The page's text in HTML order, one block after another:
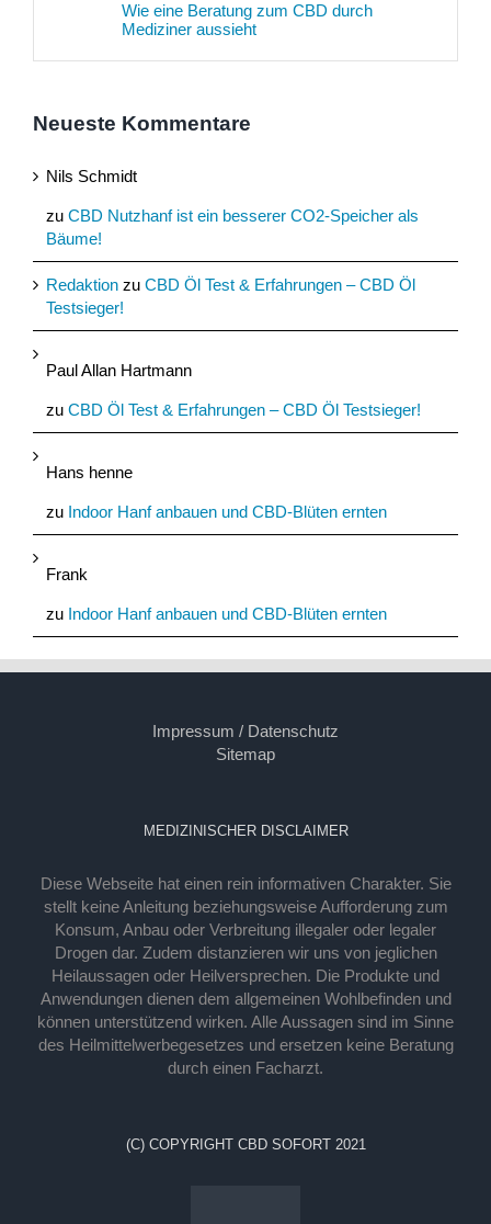
Wie eine Beratung zum CBD durch
Mediziner aussieht
Neueste Kommentare
Nils Schmidt
zu CBD Nutzhanf ist ein besserer CO2-Speicher als
Bäume!
Redaktion zu CBD Öl Test & Erfahrungen – CBD Öl
Testsieger!
Paul Allan Hartmann
zu CBD Öl Test & Erfahrungen – CBD Öl Testsieger!
Hans henne
zu Indoor Hanf anbauen und CBD-Blüten ernten
Frank
zu Indoor Hanf anbauen und CBD-Blüten ernten
Impressum / Datenschutz
Sitemap
MEDIZINISCHER DISCLAIMER
Diese Webseite hat einen rein informativen Charakter. Sie
stellt keine Anleitung beziehungsweise Aufforderung zum
Konsum, Anbau oder Verbreitung illegaler oder legaler
Drogen dar. Zudem distanzieren wir uns von jeglichen
Heilaussagen oder Heilversprechen. Die Produkte und
Anwendungen dienen dem allgemeinen Wohlbefinden und
können unterstützend wirken. Alle Aussagen sind im Sinne
des Heilmittelwerbegesetzes und ersetzen keine Beratung
durch einen Facharzt.
(C) COPYRIGHT CBD SOFORT 2021